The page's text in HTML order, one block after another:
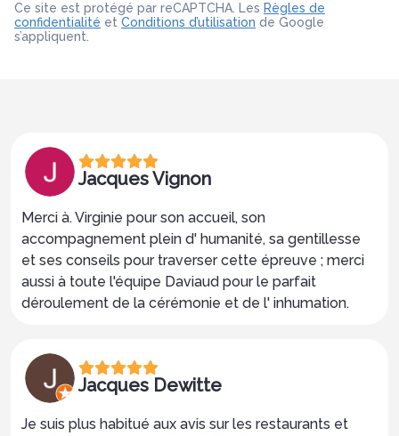
Ce site est protégé par reCAPTCHA. Les Règles de
confidentialité et Conditions d’utilisation de Google
s’appliquent.
Jacques Vignon
Merci à. Virginie pour son accueil, son
accompagnement plein d' humanité, sa gentillesse
et ses conseils pour traverser cette épreuve ; merci
aussi à toute l'équipe Daviaud pour le parfait
déroulement de la cérémonie et de l' inhumation.
Jacques Dewitte
Je suis plus habitué aux avis sur les restaurants et